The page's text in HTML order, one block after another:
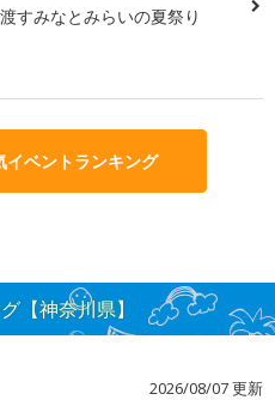
すみなとみらいの夏祭り
イベントランキング
【神奈川県】
2026/08/07 更新